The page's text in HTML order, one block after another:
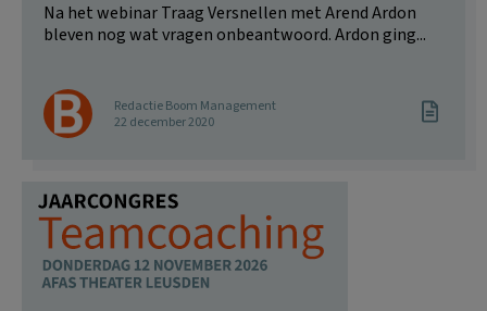
Na het webinar Traag Versnellen met Arend Ardon
bleven nog wat vragen onbeantwoord. Ardon ging...
Redactie Boom Management
22 december 2020